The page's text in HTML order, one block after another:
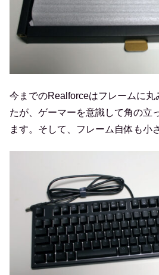
今までのRealforceはフレームに丸
たが、ゲーマーを意識して角の立
ます。そして、フレーム自体も小